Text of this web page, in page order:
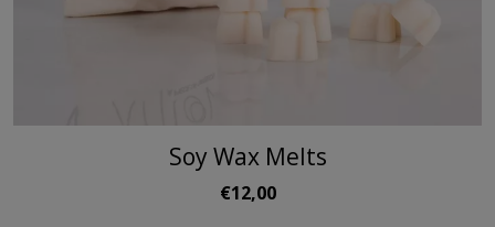
Soy Wax Melts
€12,00